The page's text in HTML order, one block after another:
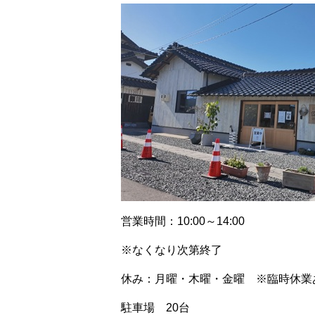
営業時間：10:00～14:00
※なくなり次第終了
休み：月曜・木曜・金曜 ※臨時休業
駐車場 20台